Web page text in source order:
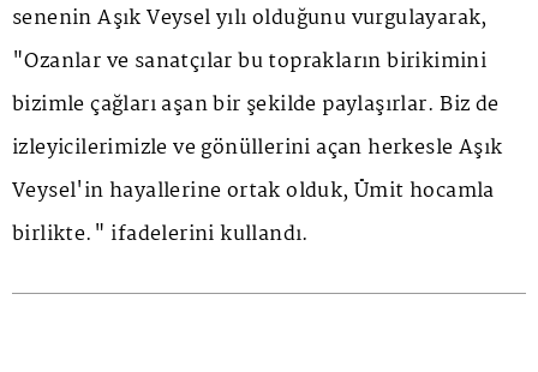
senenin Aşık Veysel yılı olduğunu vurgulayarak,
"Ozanlar ve sanatçılar bu toprakların birikimini
bizimle çağları aşan bir şekilde paylaşırlar. Biz de
izleyicilerimizle ve gönüllerini açan herkesle Aşık
Veysel'in hayallerine ortak olduk, Ümit hocamla
birlikte." ifadelerini kullandı.